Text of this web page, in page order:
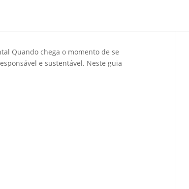
Quando chega o momento de se
e sustentável. Neste guia